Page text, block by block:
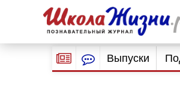
Выпуски